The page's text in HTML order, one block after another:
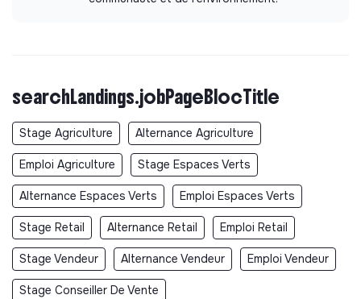
searchLandings.jobPageBlocTitle
Stage Agriculture Alternance Agriculture
Emploi Agriculture Stage Espaces Verts
Alternance Espaces Verts Emploi Espaces Verts
Stage Retail Alternance Retail Emploi Retail
Stage Vendeur Alternance Vendeur Emploi Vendeur
Stage Conseiller De Vente